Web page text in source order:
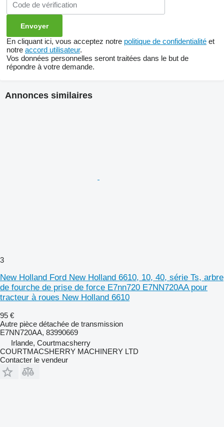
En cliquant ici, vous acceptez notre politique de confidentialité et
notre accord utilisateur.
Vos données personnelles seront traitées dans le but de
répondre à votre demande.
Annonces similaires
3
New Holland Ford New Holland 6610, 10, 40, série Ts, arbre
de fourche de prise de force E7nn720 E7NN720AA pour
tracteur à roues New Holland 6610
95 €
Autre pièce détachée de transmission
E7NN720AA, 83990669
Irlande, Courtmacsherry
COURTMACSHERRY MACHINERY LTD
Contacter le vendeur